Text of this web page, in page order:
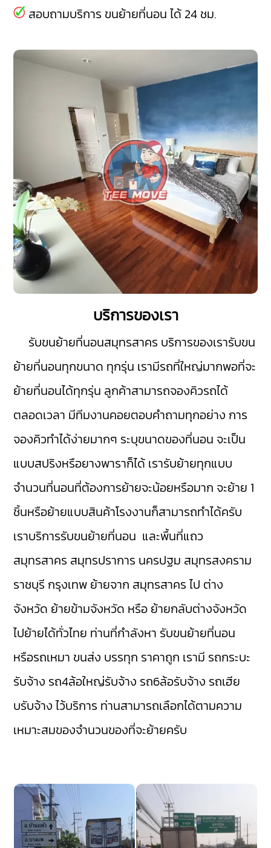
สอบถามบริการ ขนย้ายที่นอน ได้ 24 ชม.
บริการของเรา
รับขนย้ายที่นอนสมุทรสาคร บริการของเรารับขน
ย้ายที่นอนทุกขนาด ทุกรุ่น เรามีรถที่ใหญ่มากพอที่จะ
ย้ายที่นอนได้ทุกรุ่น ลูกค้าสามารถจองคิวรถได้
ตลอดเวลา มีทีมงานคอยตอบคำถามทุกอย่าง การ
จองคิวทำได้ง่ายมากๆ ระบุขนาดของที่นอน จะเป็น
แบบสปริงหรือยางพาราก็ได้ เรารับย้ายทุกแบบ
จำนวนที่นอนที่ต้องการย้ายจะน้อยหรือมาก จะย้าย 1
ชิ้นหรือย้ายแบบสินค้าโรงงานก็สามารถทำได้ครับ
เราบริการรับขนย้ายที่นอน และพื้นที่แถว
สมุทรสาคร สมุทรปราการ นครปฐม สมุทรสงคราม
ราชบุรี กรุงเทพ ย้ายจาก สมุทรสาคร ไป ต่าง
จังหวัด ย้ายข้ามจังหวัด หรือ ย้ายกลับต่างจังหวัด
ไปย้ายได้ทั่วไทย ท่านที่กำลังหา รับขนย้ายที่นอน
หรือรถเหมา ขนส่ง บรรทุก ราคาถูก เรามี รถกระบะ
รับจ้าง รถ4ล้อใหญ่รับจ้าง รถ6ล้อรับจ้าง รถเฮีย
บรับจ้างไว้บริการ ท่านสามารถเลือกได้ตามความ
เหมาะสมของจำนวนของที่จะย้ายครับ